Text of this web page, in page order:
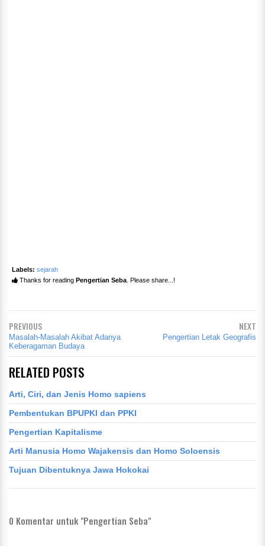
Labels: sejarah
Thanks for reading Pengertian Seba . Please share...!
PREVIOUS
Masalah-Masalah Akibat Adanya
Keberagaman Budaya
NEXT
Pengertian Letak Geografis
RELATED POSTS
Arti, Ciri, dan Jenis Homo sapiens
Pembentukan BPUPKI dan PPKI
Pengertian Kapitalisme
Arti Manusia Homo Wajakensis dan Homo Soloensis
Tujuan Dibentuknya Jawa Hokokai
0 Komentar untuk "Pengertian Seba"